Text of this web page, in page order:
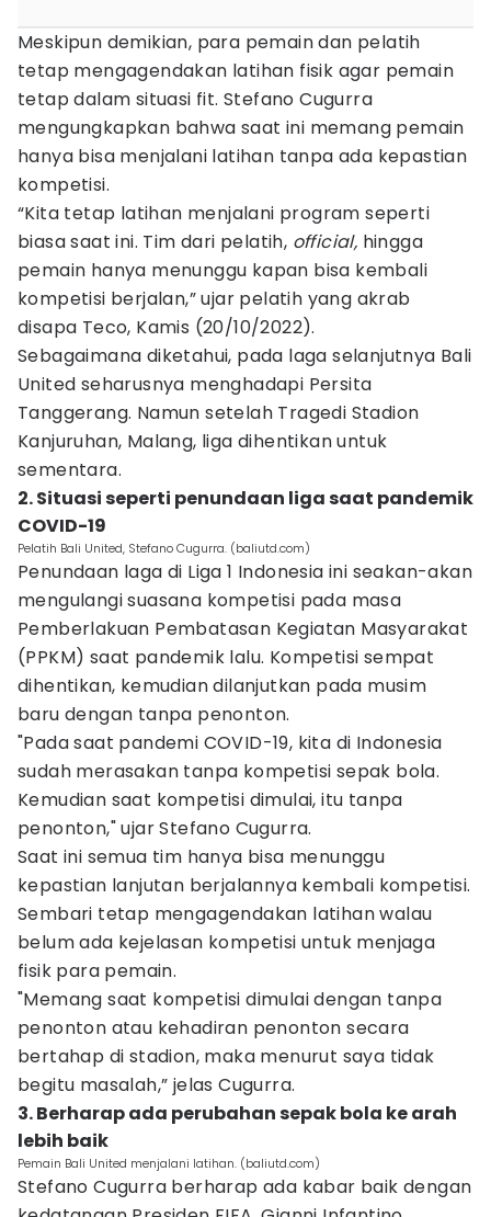
Meskipun demikian, para pemain dan pelatih
tetap mengagendakan latihan fisik agar pemain
tetap dalam situasi fit. Stefano Cugurra
mengungkapkan bahwa saat ini memang pemain
hanya bisa menjalani latihan tanpa ada kepastian
kompetisi.
“Kita tetap latihan menjalani program seperti
biasa saat ini. Tim dari pelatih, official, hingga
pemain hanya menunggu kapan bisa kembali
kompetisi berjalan,” ujar pelatih yang akrab
disapa Teco, Kamis (20/10/2022).
Sebagaimana diketahui, pada laga selanjutnya Bali
United seharusnya menghadapi Persita
Tanggerang. Namun setelah Tragedi Stadion
Kanjuruhan, Malang, liga dihentikan untuk
sementara.
2. Situasi seperti penundaan liga saat pandemik
COVID-19
Pelatih Bali United, Stefano Cugurra. (baliutd.com)
Penundaan laga di Liga 1 Indonesia ini seakan-akan
mengulangi suasana kompetisi pada masa
Pemberlakuan Pembatasan Kegiatan Masyarakat
(PPKM) saat pandemik lalu. Kompetisi sempat
dihentikan, kemudian dilanjutkan pada musim
baru dengan tanpa penonton.
"Pada saat pandemi COVID-19, kita di Indonesia
sudah merasakan tanpa kompetisi sepak bola.
Kemudian saat kompetisi dimulai, itu tanpa
penonton," ujar Stefano Cugurra.
Saat ini semua tim hanya bisa menunggu
kepastian lanjutan berjalannya kembali kompetisi.
Sembari tetap mengagendakan latihan walau
belum ada kejelasan kompetisi untuk menjaga
fisik para pemain.
"Memang saat kompetisi dimulai dengan tanpa
penonton atau kehadiran penonton secara
bertahap di stadion, maka menurut saya tidak
begitu masalah,” jelas Cugurra.
3. Berharap ada perubahan sepak bola ke arah
lebih baik
Pemain Bali United menjalani latihan. (baliutd.com)
Stefano Cugurra berharap ada kabar baik dengan